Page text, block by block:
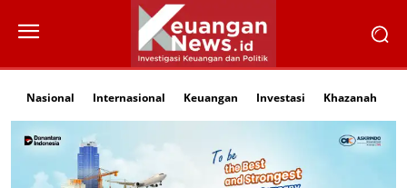
Nasional Internasional Keuangan Investasi Khazanah